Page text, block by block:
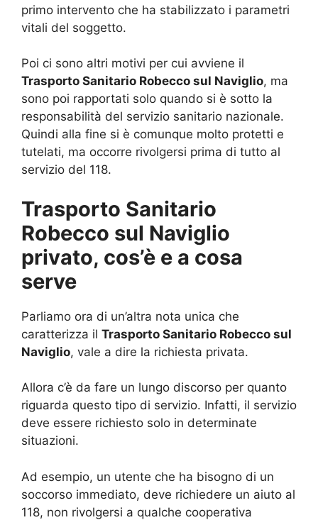
primo intervento che ha stabilizzato i parametri
vitali del soggetto.
Poi ci sono altri motivi per cui avviene il
Trasporto Sanitario Robecco sul Naviglio, ma
sono poi rapportati solo quando si è sotto la
responsabilità del servizio sanitario nazionale.
Quindi alla fine si è comunque molto protetti e
tutelati, ma occorre rivolgersi prima di tutto al
servizio del 118.
Trasporto Sanitario
Robecco sul Naviglio
privato, cos’è e a cosa
serve
Parliamo ora di un’altra nota unica che
caratterizza il Trasporto Sanitario Robecco sul
Naviglio, vale a dire la richiesta privata.
Allora c’è da fare un lungo discorso per quanto
riguarda questo tipo di servizio. Infatti, il servizio
deve essere richiesto solo in determinate
situazioni.
Ad esempio, un utente che ha bisogno di un
soccorso immediato, deve richiedere un aiuto al
118, non rivolgersi a qualche cooperativa